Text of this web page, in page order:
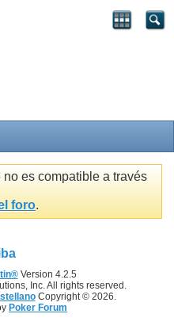
es compatible a través
foro.
Version 4.2.5
Inc. All rights reserved.
Copyright © 2026.
Poker Forum